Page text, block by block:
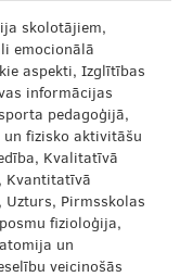
skolotājiem,
emocionālā
aspekti, Izglītības
informācijas
pedagoģijā,
un fizisko aktivitāšu
Kvalitatīvā
Kvantitatīvā
Pirmsskolas
fizioloģija,
un
veicinošās